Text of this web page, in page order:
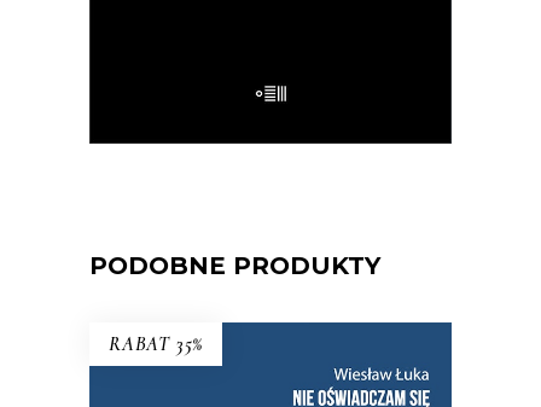
E-BOOK DO KOSZYKA
PODOBNE PRODUKTY
RABAT 35%